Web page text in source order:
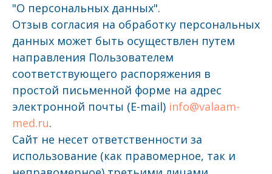
"О персональных данных".
Отзыв согласия на обработку персональных
данных может быть осуществлен путем
направления Пользователем
соответствующего распоряжения в
простой письменной форме на адрес
электронной почты (E-mail) info@valaam-
med.ru.
Сайт не несет ответственности за
использование (как правомерное, так и